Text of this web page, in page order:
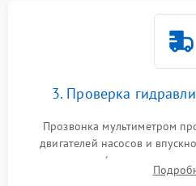
3. Проверка
Прозвонка мультиметром
двигателей насосов и
прессостата (датчика
концевика дверцы и